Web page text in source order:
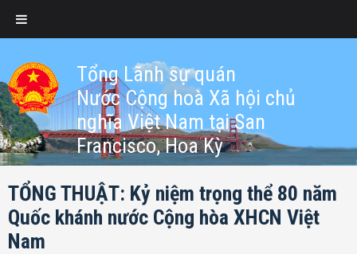
Tổng Lãnh sự quán
Nước Cộng hoà Xã hội chủ
nghĩa Việt Nam tại San
Francisco, Hoa Kỳ
TỔNG THUẬT: Kỷ niệm trọng thể 80 năm
Quốc khánh nước Cộng hòa XHCN Việt
Nam